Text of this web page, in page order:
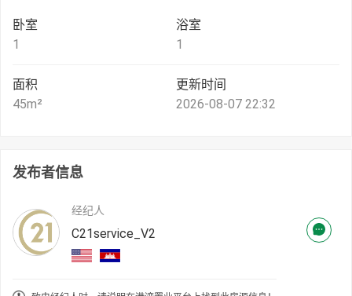
卧室
1
浴室
1
面积
45m²
更新时间
2026-08-07 22:32
发布者信息
经纪人
C21service_V2